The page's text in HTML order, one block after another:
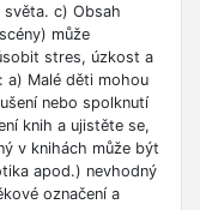
c) Obsah
může
stres, úzkost a
a) Malé děti mohou
nebo spolknutí
knih a ujistěte se,
v knihách může být
apod.) nevhodný
označení a